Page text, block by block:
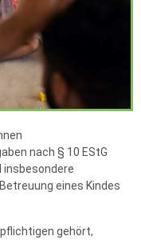
nach § 10 EStG
insbesondere
eines Kindes
gehört,